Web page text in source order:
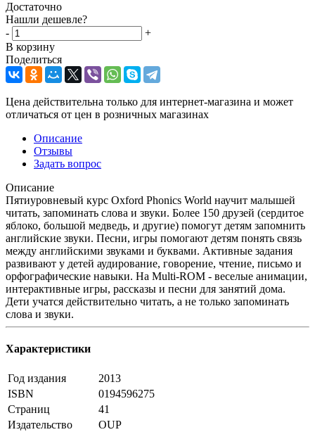
Достаточно
Нашли дешевле?
-
+
В корзину
Поделиться
Цена действительна только для интернет-магазина и может
отличаться от цен в розничных магазинах
Описание
Отзывы
Задать вопрос
Описание
Пятиуровневый курс Oxford Phonics World научит малышей
читать, запоминать слова и звуки. Более 150 друзей (сердитое
яблоко, большой медведь, и другие) помогут детям запомнить
английские звуки. Песни, игры помогают детям понять связь
между английскими звуками и буквами. Активные задания
развивают у детей аудирование, говорение, чтение, письмо и
орфографические навыки. На Multi-ROM - веселые анимации,
интерактивные игры, рассказы и песни для занятий дома.
Дети учатся действительно читать, а не только запоминать
слова и звуки.
Характеристики
Год издания
2013
ISBN
0194596275
Страниц
41
Издательство
OUP